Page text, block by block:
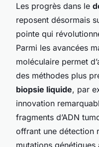
Les progrès dans le
reposent désormais
pointe qui
Parmi les avancées
moléculaire permet
des méthodes plus
biopsie liquide, par
innovation
fragments d’ADN
offrant une détection
mutations